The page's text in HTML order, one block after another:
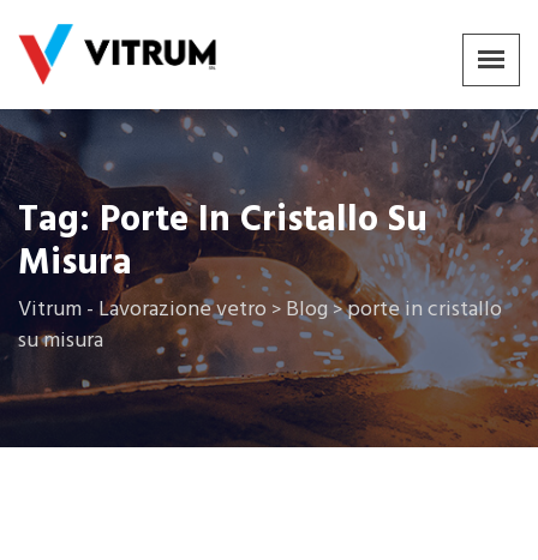
Tag:Porte In Cristallo Su
Misura
Vitrum - Lavorazione vetro >Blog>porte in cristallo
su misura